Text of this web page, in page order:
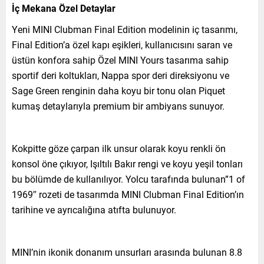
İç Mekana Özel Detaylar
Yeni MINI Clubman Final Edition modelinin iç tasarımı,
Final Edition’a özel kapı eşikleri, kullanıcısını saran ve
üstün konfora sahip Özel MINI Yours tasarıma sahip
sportif deri koltukları, Nappa spor deri direksiyonu ve
Sage Green renginin daha koyu bir tonu olan Piquet
kumaş detaylarıyla premium bir ambiyans sunuyor.
Kokpitte göze çarpan ilk unsur olarak koyu renkli ön
konsol öne çıkıyor, Işıltılı Bakır rengi ve koyu yeşil tonları
bu bölümde de kullanılıyor. Yolcu tarafında bulunan”1 of
1969″ rozeti de tasarımda MINI Clubman Final Edition’ın
tarihine ve ayrıcalığına atıfta bulunuyor.
MINI’nin ikonik donanım unsurları arasında bulunan 8.8